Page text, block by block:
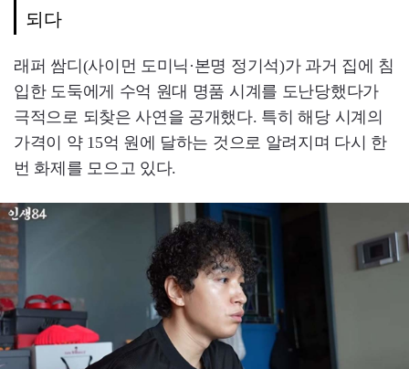
되다
래퍼 쌈디(사이먼 도미닉·본명 정기석)가 과거 집에 침
입한 도둑에게 수억 원대 명품 시계를 도난당했다가
극적으로 되찾은 사연을 공개했다. 특히 해당 시계의
가격이 약 15억 원에 달하는 것으로 알려지며 다시 한
번 화제를 모으고 있다.